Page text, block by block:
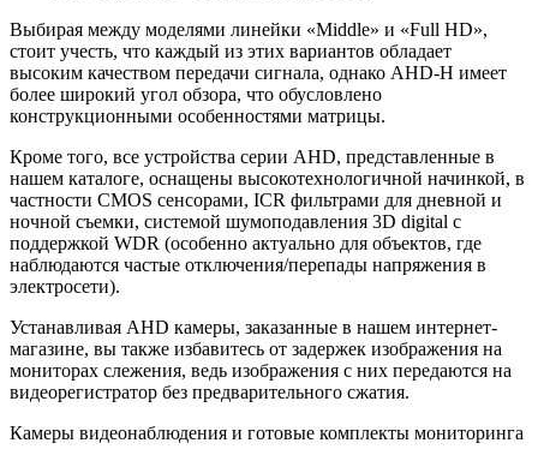
Выбирая между моделями линейки «Middle» и «Full HD»,
стоит учесть, что каждый из этих вариантов обладает
высоким качеством передачи сигнала, однако AHD-H имеет
более широкий угол обзора, что обусловлено
конструкционными особенностями матрицы.
Кроме того, все устройства серии AHD, представленные в
нашем каталоге, оснащены высокотехнологичной начинкой, в
частности CMOS сенсорами, ICR фильтрами для дневной и
ночной съемки, системой шумоподавления 3D digital с
поддержкой WDR (особенно актуально для объектов, где
наблюдаются частые отключения/перепады напряжения в
электросети).
Устанавливая AHD камеры, заказанные в нашем интернет-
магазине, вы также избавитесь от задержек изображения на
мониторах слежения, ведь изображения с них передаются на
видеорегистратор без предварительного сжатия.
Камеры видеонаблюдения и готовые комплекты мониторинга